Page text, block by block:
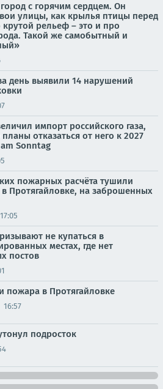
с горячим сердцем. Он
улицы, как крылья птицы перед
крутой рельеф – это и про
Такой же самобытный и
день выявили 14 нарушений
импорт российского газа,
отказаться от него к 2027
Sonntag
пожарных расчёта тушили
в Протягайловке, на заброшенных
17:05
не купаться в
местах, где нет
постов
пожара в Протягайловке
16:57
подросток